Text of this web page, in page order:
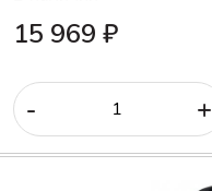
15 969 ₽
- +